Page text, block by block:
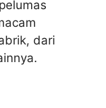
dari